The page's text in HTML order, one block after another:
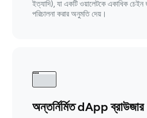
ইত্যাদি), যা একটি ওয়ালেটকে একাধিক
পরিচালনা করার অনুমতি দেয়।
অন্তর্নির্মিত dApp ব্রাউজার